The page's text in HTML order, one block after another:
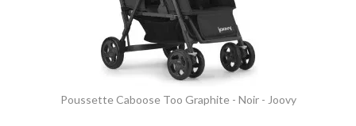
Poussette Caboose Too Graphite - Noir - Joovy